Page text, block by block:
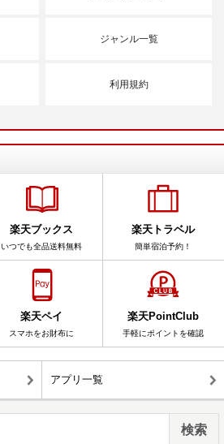
ジャンル一覧
利用規約
楽天ブックス
いつでも全品送料無料
楽天トラベル
簡単宿泊予約！
楽天ペイ
スマホをお財布に
楽天PointClub
手軽にポイントを確認
アプリ一覧